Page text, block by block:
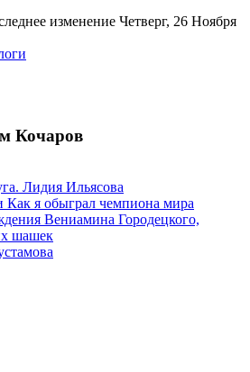
изменение Четверг, 26 Ноября
Кочаров
Лидия Ильясова
я обыграл чемпиона мира
Вениамина Городецкого,
шашек